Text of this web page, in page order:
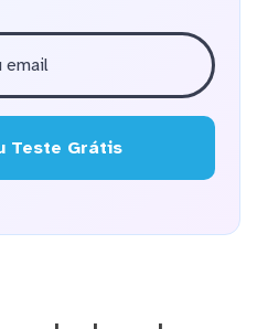
Teste Grátis